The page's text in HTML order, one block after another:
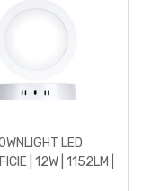
LED
| 12W | 1152LM |